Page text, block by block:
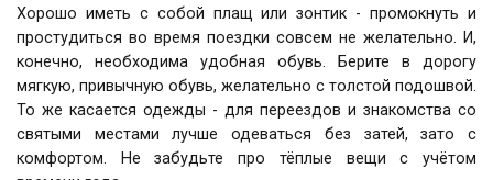
Хорошо иметь с собой плащ или зонтик - промокнуть и
простудиться во время поездки совсем не желательно. И,
конечно, необходима удобная обувь. Берите в дорогу
мягкую, привычную обувь, желательно с толстой подошвой.
То же касается одежды - для переездов и знакомства со
святыми местами лучше одеваться без затей, зато с
комфортом. Не забудьте про тёплые вещи с учётом